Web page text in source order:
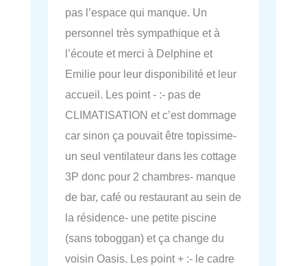
pas l’espace qui manque. Un
personnel très sympathique et à
l’écoute et merci à Delphine et
Emilie pour leur disponibilité et leur
accueil. Les point - :- pas de
CLIMATISATION et c’est dommage
car sinon ça pouvait être topissime-
un seul ventilateur dans les cottage
3P donc pour 2 chambres- manque
de bar, café ou restaurant au sein de
la résidence- une petite piscine
(sans toboggan) et ça change du
voisin Oasis. Les point + :- le cadre